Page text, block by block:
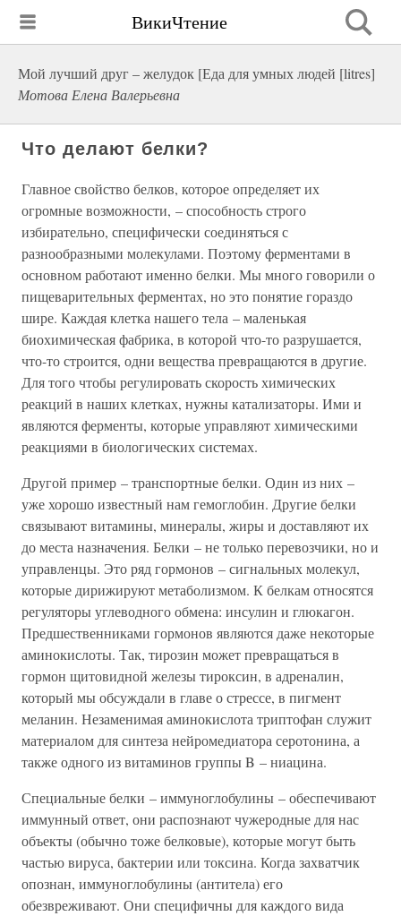
ВикиЧтение
Мой лучший друг – желудок [Еда для умных людей [litres]
Мотова Елена Валерьевна
Что делают белки?
Главное свойство белков, которое определяет их
огромные возможности, – способность строго
избирательно, специфически соединяться с
разнообразными молекулами. Поэтому ферментами в
основном работают именно белки. Мы много говорили о
пищеварительных ферментах, но это понятие гораздо
шире. Каждая клетка нашего тела – маленькая
биохимическая фабрика, в которой что-то разрушается,
что-то строится, одни вещества превращаются в другие.
Для того чтобы регулировать скорость химических
реакций в наших клетках, нужны катализаторы. Ими и
являются ферменты, которые управляют химическими
реакциями в биологических системах.
Другой пример – транспортные белки. Один из них –
уже хорошо известный нам гемоглобин. Другие белки
связывают витамины, минералы, жиры и доставляют их
до места назначения. Белки – не только перевозчики, но и
управленцы. Это ряд гормонов – сигнальных молекул,
которые дирижируют метаболизмом. К белкам относятся
регуляторы углеводного обмена: инсулин и глюкагон.
Предшественниками гормонов являются даже некоторые
аминокислоты. Так, тирозин может превращаться в
гормон щитовидной железы тироксин, в адреналин,
который мы обсуждали в главе о стрессе, в пигмент
меланин. Незаменимая аминокислота триптофан служит
материалом для синтеза нейромедиатора серотонина, а
также одного из витаминов группы B – ниацина.
Специальные белки – иммуноглобулины – обеспечивают
иммунный ответ, они распознают чужеродные для нас
объекты (обычно тоже белковые), которые могут быть
частью вируса, бактерии или токсина. Когда захватчик
опознан, иммуноглобулины (антитела) его
обезвреживают. Они специфичны для каждого вида